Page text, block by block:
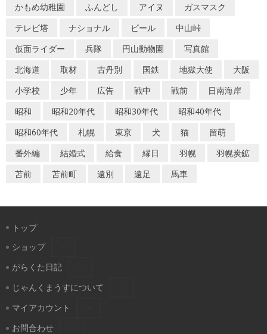
シ
ョ
ン
かもめ幼稚園 ふんどし アイヌ
ガスマスク
テレビ塔
ナショナル ビール
中山峠
仮面ライダー
兵隊 円山動物園
写真館
北海道
取材 古丹別 国鉄 地獄大使
大阪
小学校
少年 広告 戦中 戦前
日南海岸
昭和
昭和20年代 昭和30年代
昭和40年代
昭和60年代
札幌 東京 犬 猫
留萌
番外編
結婚式 給食 縁日 羽幌
羽幌炭鉱
苫前
苫前町 遠別 遠足 馬車
トップ
ショップ
がらくた日記
じゃんくまうすについて
マイアカウント
お問合わせ